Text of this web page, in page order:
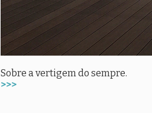
Sobre a vertigem do sempre.
>>>